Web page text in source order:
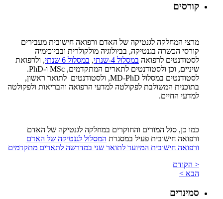
קורסים
מרצי המחלקה לגנטיקה של האדם ורפואה חישובית מעבירים
קורסי הכשרה בגנטיקה, בביולוגיה מולקולרית ובביוכימיה
לסטודנטים לרפואה במסלול 4-שנתי , במסלול 6 שנתי
, ולרפואת
שיניים, וכן ולסטודנטים לתארים המתקדמים, MSc ו-PhD.
לסטודנטים במסלול MD-PhD, ולסטודנטים לתואר ראשון,
בתוכנית המשולבת לפקולטה למדעי הרפואה והבריאות ולפקולטה
למדעי החיים.
כמו כן, סגל המורים והחוקרים במחלקה לגנטיקה של האדם
ורפואה חישובית פעיל במסגרת המסלול לגנטיקה של האדם
ורפואה חישובית המיועד לתואר שני במדרשה לתארים מתקדמים
< הקודם
הבא >
סמינרים